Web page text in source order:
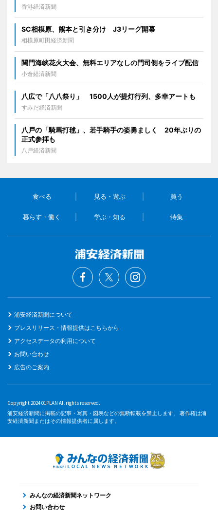
香港経済新聞
SC相模原、熊本と引き分け J3リーグ開幕
相模原町田経済新聞
関門海峡花火大会、無料エリアなしの門司側をライブ配信
小倉経済新聞
八広で「八八祭り」 1500人が提灯行列、多幸アートも
すみだ経済新聞
八戸の「騎馬打毬」、若手騎手の姿勇ましく 20年ぶりの
正式参拝も
八戸経済新聞
食べる 見る・遊ぶ 買う
暮らす・働く 学ぶ・知る 特集
浦安経済新聞について
プレスリリース・情報提供はこちらから
アクセスデータの利用について
お問い合わせ
広告のご案内
Copyright 2024 01PLAN All rights reserved.
浦安経済新聞に掲載の記事・写真・図表などの無断転載を禁止します。 著作権は浦
安経済新聞またはその情報提供者に属します。
みんなの経済新聞ネットワーク
お問い合わせ